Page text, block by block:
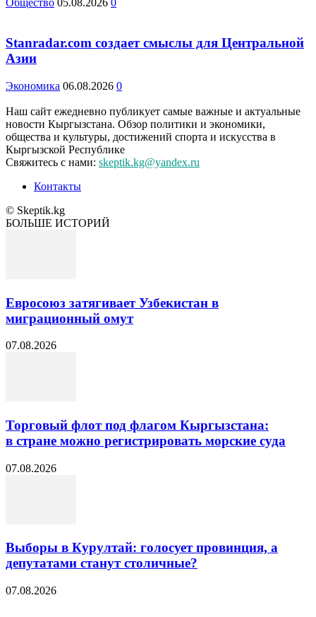
Общество 05.08.2026 0
Stanradar.com создает смыслы для Центральной
Азии
Экономика 06.08.2026 0
Наш сайт ежедневно публикует самые важные и актуальные
новости Кыргызстана. Обзор политики и экономики,
общества и культуры, достижений спорта и искусства в
Кыргызской Республике
Свяжитесь с нами: skeptik.kg@yandex.ru
Контакты
© Skeptik.kg
БОЛЬШЕ ИСТОРИЙ
Евросоюз затягивает Узбекистан в
миграционный омут
07.08.2026
Торговый флот под флагом Кыргызстана:
в стране можно регистрировать морские суда
07.08.2026
Выборы в Курултай: голосует провинция, а
депутатами станут столичные?
07.08.2026